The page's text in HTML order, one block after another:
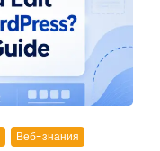
Веб-знания